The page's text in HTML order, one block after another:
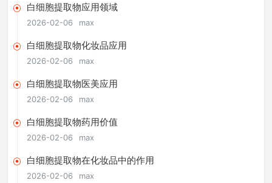
白细胞提取物应用领域
2026-02-06 max
白细胞提取物化妆品应用
2026-02-06 max
白细胞提取物医美应用
2026-02-06 max
白细胞提取物药用价值
2026-02-06 max
白细胞提取物在化妆品中的作用
2026-02-06 max